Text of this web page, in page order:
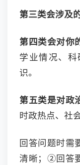
第三类会涉及
第四类会对你
学业情况、
识。
第五类是对政
时政热点、社
回答问题时需
清晰；②回答